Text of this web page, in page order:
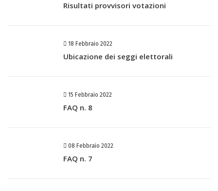
Risultati provvisori votazioni
18 Febbraio 2022
Ubicazione dei seggi elettorali
15 Febbraio 2022
FAQ n. 8
08 Febbraio 2022
FAQ n. 7